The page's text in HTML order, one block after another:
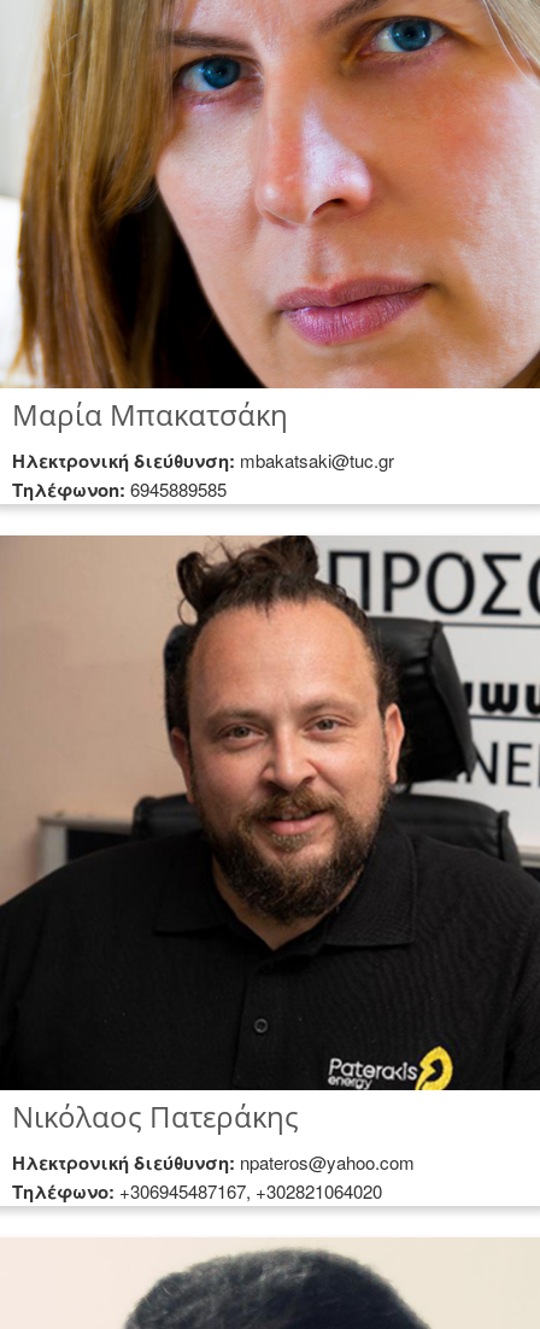
Μαρία Μπακατσάκη
Hλεκτρονική διεύθυνση: mbakatsaki@tuc.gr
Τηλέφωνοn: 6945889585
Νικόλαος Πατεράκης
Hλεκτρονική διεύθυνση: npateros@yahoo.com
Tηλέφωνο: +306945487167, +302821064020